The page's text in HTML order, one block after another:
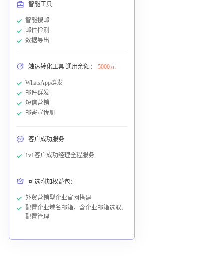
智能工具
智能搜邮
邮件检测
数据导出
触达转化工具 通用余额： 5000元
WhatsApp群发
邮件群发
短信营销
邮寄宣传册
客户成功服务
1v1客户成功经理全程服务
可选附加权益包：
外贸营销型企业官网搭建
配置企业域名邮箱，含企业邮箱选取、
配置管理